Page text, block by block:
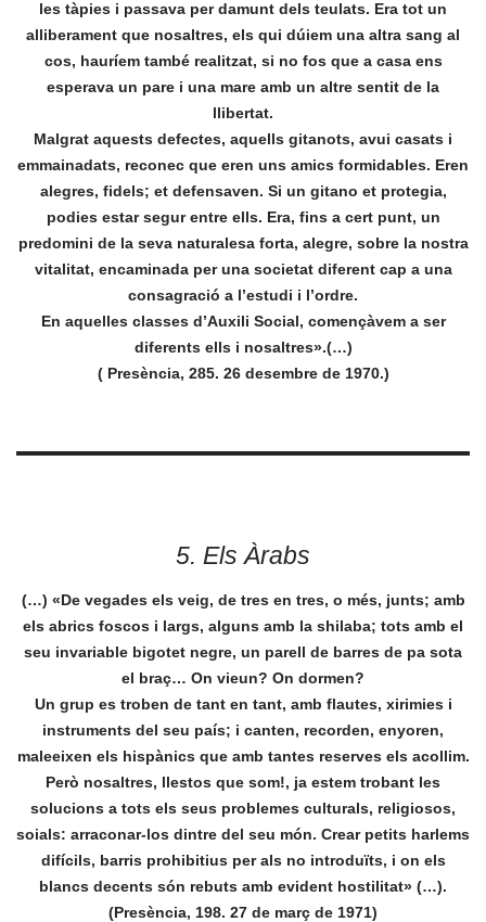
les tàpies i passava per damunt dels teulats. Era tot un
alliberament que nosaltres, els qui dúiem una altra sang al
cos, hauríem també realitzat, si no fos que a casa ens
esperava un pare i una mare amb un altre sentit de la
llibertat.
Malgrat aquests defectes, aquells gitanots, avui casats i
emmainadats, reconec que eren uns amics formidables. Eren
alegres, fidels; et defensaven. Si un gitano et protegia,
podies estar segur entre ells. Era, fins a cert punt, un
predomini de la seva naturalesa forta, alegre, sobre la nostra
vitalitat, encaminada per una societat diferent cap a una
consagració a l’estudi i l’ordre.
En aquelles classes d’Auxili Social, començàvem a ser
diferents ells i nosaltres».(…)
( Presència, 285. 26 desembre de 1970.)
5. Els Àrabs
(…) «De vegades els veig, de tres en tres, o més, junts; amb
els abrics foscos i largs, alguns amb la shilaba; tots amb el
seu invariable bigotet negre, un parell de barres de pa sota
el braç… On vieun? On dormen?
Un grup es troben de tant en tant, amb flautes, xirimies i
instruments del seu país; i canten, recorden, enyoren,
maleeixen els hispànics que amb tantes reserves els acollim.
Però nosaltres, llestos que som!, ja estem trobant les
solucions a tots els seus problemes culturals, religiosos,
soials: arraconar-los dintre del seu món. Crear petits harlems
difícils, barris prohibitius per als no introduïts, i on els
blancs decents són rebuts amb evident hostilitat» (…).
(Presència, 198. 27 de març de 1971)